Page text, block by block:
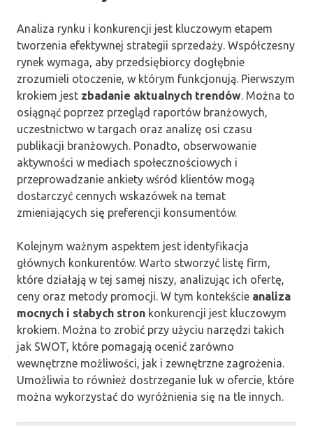
Analiza rynku i konkurencji jest kluczowym etapem
tworzenia efektywnej strategii sprzedaży. Współczesny
rynek wymaga, aby przedsiębiorcy dogłębnie
zrozumieli otoczenie, w którym funkcjonują. Pierwszym
krokiem jest zbadanie aktualnych trendów. Można to
osiągnąć poprzez przegląd raportów branżowych,
uczestnictwo w targach oraz analizę osi czasu
publikacji branżowych. Ponadto, obserwowanie
aktywności w mediach społecznościowych i
przeprowadzanie ankiety wśród klientów mogą
dostarczyć cennych wskazówek na temat
zmieniających się preferencji konsumentów.
Kolejnym ważnym aspektem jest identyfikacja
głównych konkurentów. Warto stworzyć listę firm,
które działają w tej samej niszy, analizując ich ofertę,
ceny oraz metody promocji. W tym kontekście analiza
mocnych i słabych stron konkurencji jest kluczowym
krokiem. Można to zrobić przy użyciu narzędzi takich
jak SWOT, które pomagają ocenić zarówno
wewnętrzne możliwości, jak i zewnętrzne zagrożenia.
Umożliwia to również dostrzeganie luk w ofercie, które
można wykorzystać do wyróżnienia się na tle innych.